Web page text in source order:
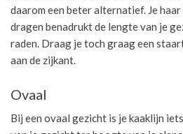
daarom een beter alternatief. Je
dragen benadrukt de lengte van je
raden. Draag je toch graag een
aan de zijkant.
Ovaal
Bij een ovaal gezicht is je kaaklijn